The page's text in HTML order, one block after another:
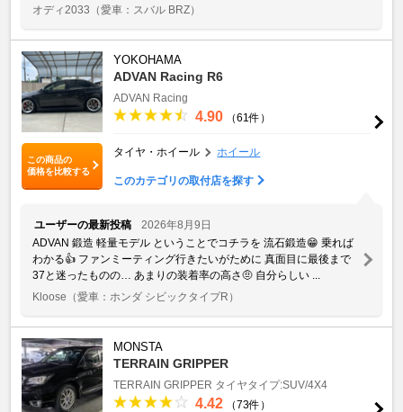
オディ2033 （愛車：スバル BRZ）
この商品の
価格を比較する
YOKOHAMA
ADVAN Racing R6
ADVAN Racing
4.90 （61件）
タイヤ・ホイール ホイール
このカテゴリの取付店を探す
ユーザーの最新投稿
2026年8月9日
ADVAN 鍛造 軽量モデル ということでコチラを 流石鍛造😁 乗れば
わかる👍 ファンミーティング行きたいがために 真面目に最後まで
37と迷ったものの… あまりの装着率の高さ🤨 自分らしい ...
Kloose （愛車：ホンダ シビックタイプR）
MONSTA
TERRAIN GRIPPER
TERRAIN GRIPPER タイヤタイプ:SUV/4X4
4.42 （73件）